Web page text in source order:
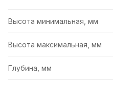
Высота минимальная, мм
Высота максимальная, мм
Глубина, мм